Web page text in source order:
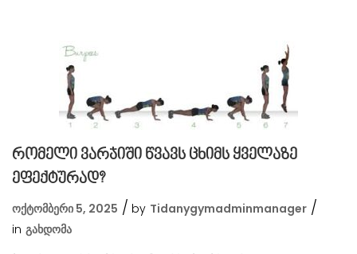
რომელი ვარჯიში წვავს ცხიმს ყველაზე
ეფექტურად?
ოქტომბერი 5, 2025
by Tidanygymadminmanager
in Გახდომა